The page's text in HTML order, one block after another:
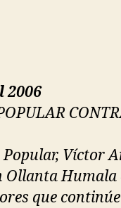
2006
Víctor
Ollanta Humala
que